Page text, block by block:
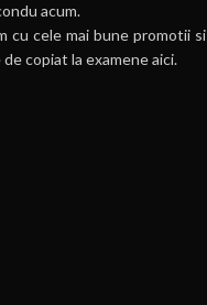
acum.
cu cele mai bune promotii si
copiat la examene aici.